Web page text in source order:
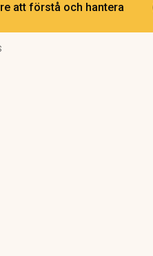
att förstå och hantera